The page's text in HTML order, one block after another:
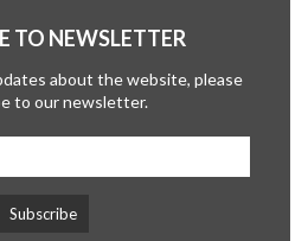
TO NEWSLETTER
about the website, please
to our newsletter.